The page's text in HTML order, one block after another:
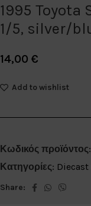
1995
1/5, silver/
14,00 €
Add to wishlist
Κωδικός προϊόντος:
Κατηγορίες: Diecast
Share: